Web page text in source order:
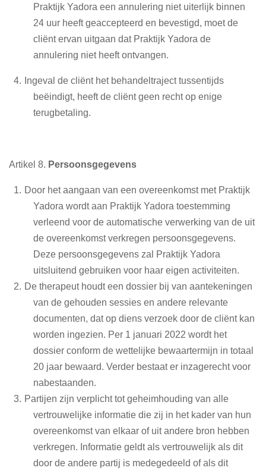
Praktijk Yadora een annulering niet uiterlijk binnen
24 uur heeft geaccepteerd en bevestigd, moet de
cliënt ervan uitgaan dat Praktijk Yadora de
annulering niet heeft ontvangen.
Ingeval de cliënt het behandeltraject tussentijds
beëindigt, heeft de cliënt geen recht op enige
terugbetaling.
Artikel 8. Persoonsgegevens
Door het aangaan van een overeenkomst met Praktijk
Yadora wordt aan Praktijk Yadora toestemming
verleend voor de automatische verwerking van de uit
de overeenkomst verkregen persoonsgegevens.
Deze persoonsgegevens zal Praktijk Yadora
uitsluitend gebruiken voor haar eigen activiteiten.
De therapeut houdt een dossier bij van aantekeningen
van de gehouden sessies en andere relevante
documenten, dat op diens verzoek door de cliënt kan
worden ingezien. Per 1 januari 2022 wordt het
dossier conform de wettelijke bewaartermijn in totaal
20 jaar bewaard. Verder bestaat er inzagerecht voor
nabestaanden.
Partijen zijn verplicht tot geheimhouding van alle
vertrouwelijke informatie die zij in het kader van hun
overeenkomst van elkaar of uit andere bron hebben
verkregen. Informatie geldt als vertrouwelijk als dit
door de andere partij is medegedeeld of als dit